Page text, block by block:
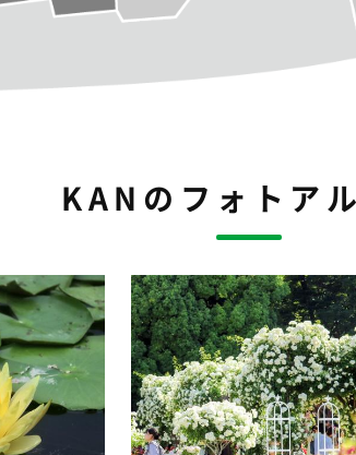
KANのフォトア